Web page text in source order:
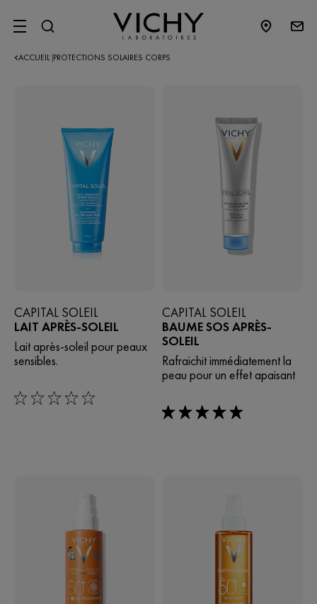
SITE MENU
ACCUEIL PROTECTIONS SOLAIRES CORPS
CAPITAL SOLEIL
LAIT APRÈS-SOLEIL
Lait après-soleil pour peaux
sensibles.
0/5
CAPITAL SOLEIL
BAUME SOS APRÈS-
SOLEIL
Rafraichit immédiatement la
peau pour un effet apaisant
5/5